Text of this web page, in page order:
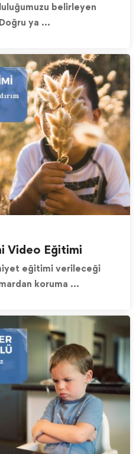
belirleyen
ya …
Video Eğitimi
eğitimi verileceği
koruma …